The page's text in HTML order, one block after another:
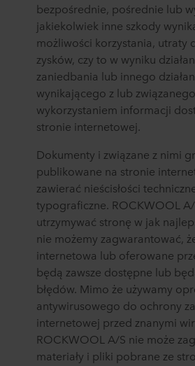
bezpośrednie, pośrednie lub
jakiekolwiek inne szkody
możliwości korzystania, utraty
zysków, czy to w wyniku
zaniedbania lub innego
wynikającego z lub
wykorzystaniem informacji
stronie internetowej.
Dokumenty i związane z nimi
publikowane na stronie
zawierać nieścisłości
typograficzne. ROCKWOOL
utrzymywać stronę w jak
nie możemy zagwarantować,
internetowa lub oferowane
będą zawsze dostępne lub
błędów. Mimo że używamy
antywirusowego do ochrony
internetowej przed znanymi
ROCKWOOL A/S nie może
materiały i pliki pobrane ze